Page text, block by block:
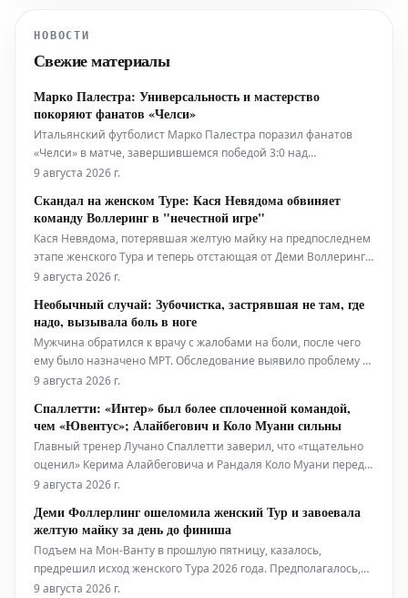
участников кибербезопасности
НОВОСТИ
Свежие материалы
Марко Палестра: Универсальность и мастерство
покоряют фанатов «Челси»
Итальянский футболист Марко Палестра поразил фанатов
«Челси» в матче, завершившемся победой 3:0 над
«Миланом». Он демонстрировал свои навыки на позициях
Удивленные болельщики задавались вопросом: «Мы точно
уверены, что он защитник?»
9 августа 2026 г.
Скандал на женском Туре: Кася Невядома обвиняет
команду Воллеринг в "нечестной игре"
Кася Невядома, потерявшая желтую майку на предпоследнем
этапе женского Тура и теперь отстающая от Деми Воллеринг
на 8 секунд, обвинила напарницу Воллеринг в
отрезке гонки. "Я не смогла удержаться за Деми [когда она
атаковала и оторвалась],
9 августа 2026 г.
Необычный случай: Зубочистка, застрявшая не там, где
надо, вызывала боль в ноге
Мужчина обратился к врачу с жалобами на боли, после чего
ему было назначено МРТ. Обследование выявило проблему со
спиной, требующую хирургического вмешательства. Однако
неожиданно показало, что источник болей на самом деле был
вызван случайно про
9 августа 2026 г.
Спаллетти: «Интер» был более сплоченной командой,
чем «Ювентус»; Алайбегович и Коло Муани сильны
Главный тренер Лучано Спаллетти заверил, что «тщательно
оценил» Керима Алайбеговича и Рандаля Коло Муани перед
их подписанием «Ювентусом», но признал, что в
сплоченной командой, чем мы». «Бьянконери» проводят
значительные изменения посл
9 августа 2026 г.
Деми Фоллерлинг ошеломила женский Тур и завоевала
желтую майку за день до финиша
Подъем на Мон-Ванту в прошлую пятницу, казалось,
предрешил исход женского Тура 2026 года. Предполагалось,
что если и произойдут изменения в расстановке сил, то
9 августа 2026 г.